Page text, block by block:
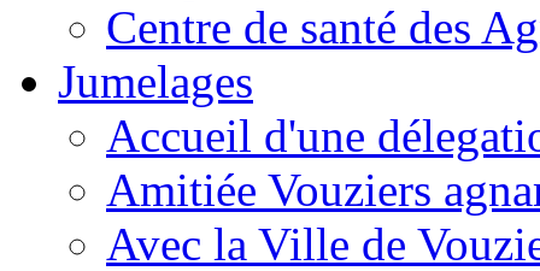
Centre de santé des
Jumelages
Accueil d'une
Amitiée Vouziers
Avec la Ville de